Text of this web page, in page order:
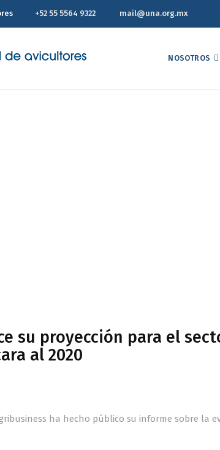
+52 55 5564 9322 mail@una.org.mx
NOSOTROS
su proyección para el
al 2020
ha hecho público su informe sobre la